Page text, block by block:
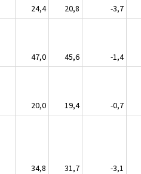
24,4
20,8 -3,7
47,0 45,6 -1,4
20,0 19,4 -0,7
34,8 31,7 -3,1